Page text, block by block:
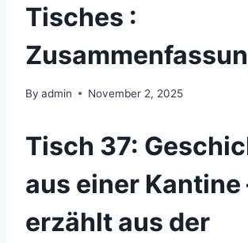
Tisches :
By admin November 2, 2025
Tisch 37:
aus einer Kantine
erzählt aus der